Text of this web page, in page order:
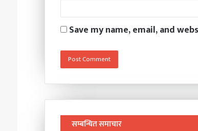
Save my name, email, and
सम्बन्धित समाचार